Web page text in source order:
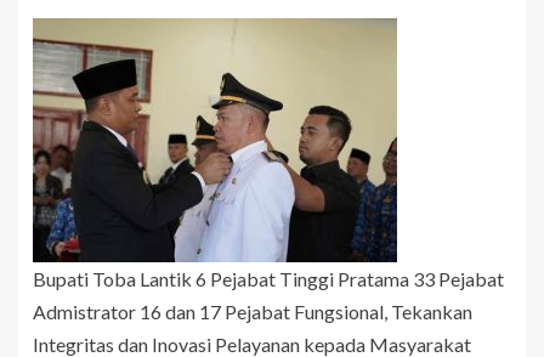
Bupati Toba Lantik 6 Pejabat Tinggi Pratama 33 Pejabat
Admistrator 16 dan 17 Pejabat Fungsional, Tekankan
Integritas dan Inovasi Pelayanan kepada Masyarakat